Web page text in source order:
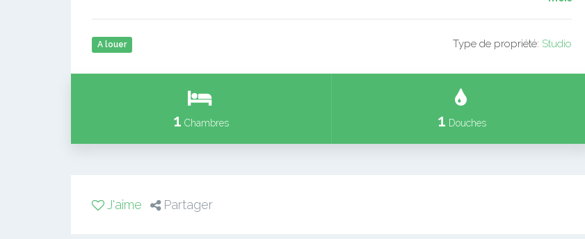
A louer Type de propriété: Studio
1 Chambres 1 Douches
J'aime Partager